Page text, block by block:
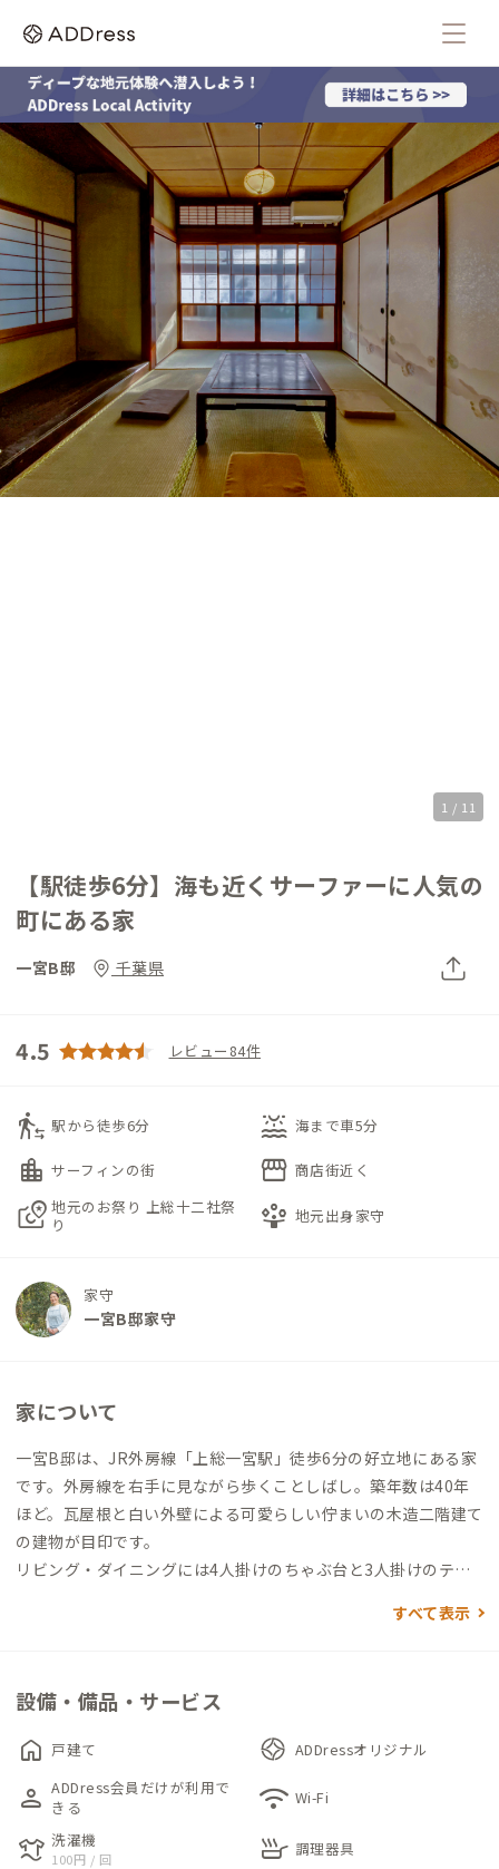
1 / 11
【駅徒歩6分】海も近くサーファーに人気の
町にある家
一宮B邸 千葉県
4.5 レビュー84件
transfer_within_a_station 駅から徒歩6分 water_lux 海まで車5分
location_city サーフィンの街 storefront 商店街近く
local_see 地元のお祭り 上総十二社祭
り
person_play 地元出身家守
家守
一宮B邸家守
家について
一宮B邸は、JR外房線「上総一宮駅」徒歩6分の好立地にある家
です。外房線を右手に見ながら歩くことしばし。築年数は40年
ほど。瓦屋根と白い外壁による可愛らしい佇まいの木造二階建て
の建物が目印です。
リビング・ダイニングには4人掛けのちゃぶ台と3人掛けのテー
どちらも建物の雰囲気に合わせたアンティーク調の古家具とし
るような空間としています。また、目の前に大きな庭があるた
め、各部屋から自然光が入る明るい部屋となっています。
すべて表示
設備・備品・サービス
home 戸建て ADDressオリジナル
person ADDress会員だけが利用で
きる
wifi Wi-Fi
laundry 洗濯機
100円 / 回 skillet 調理器具